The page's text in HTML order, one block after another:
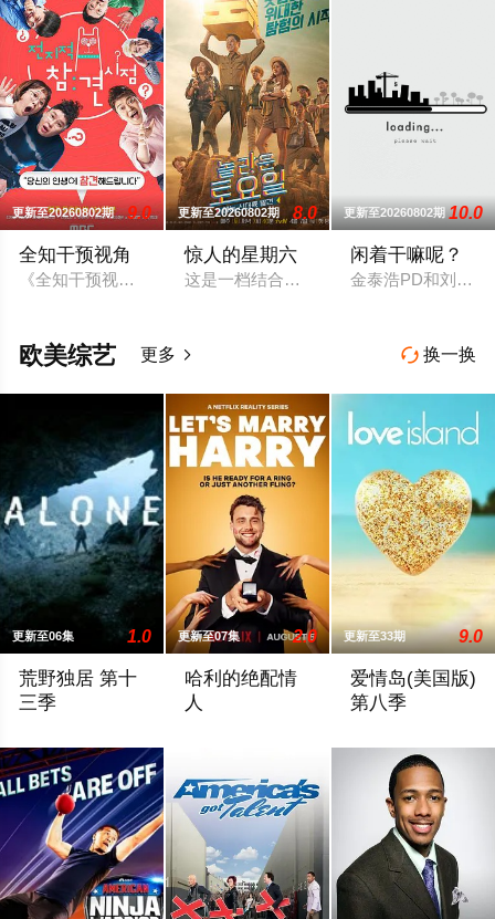
更新至20260802期 9.0
全知干预视角
《全知干预视角 》为韩国MBC于2017年11月29日与30日，试
更新至20260802期 8.0
惊人的星期六
这是一档结合音乐+美食+答题的新综艺
更新至20260802期 10.0
闲着干嘛呢？
金泰浩PD和刘在
 换一换
欧美综艺 更多 
更新至06集 1.0
荒野独居 第十
三季
更新至07集 2.0
哈利的绝配情
人
更新至33期 9.0
爱情岛(美国版)
第八季